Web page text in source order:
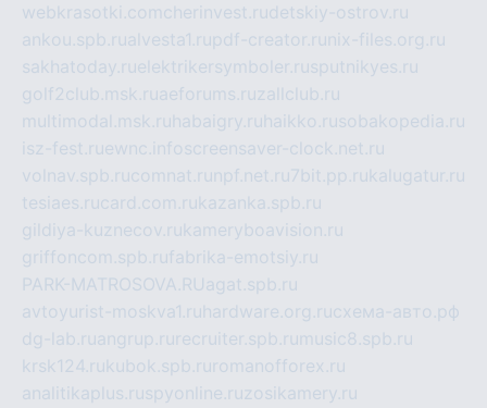
webkrasotki.comcherinvest.rudetskiy-ostrov.ru
ankou.spb.rualvesta1.rupdf-creator.ru nix-files.org.ru
sakhatoday.ruelektrikersymboler.rusputnikyes.ru
golf2club.msk.ruaeforums.ruzallclub.ru
multimodal.msk.ru habaigry.ru haikko.rusobakopedia.ru
isz-fest.ruewnc.infoscreensaver-clock.net.ru
volnav.spb.rucomnat.ru npf.net.ru7bit.pp.rukalugatur.ru
tesiaes.rucard.com.rukazanka.spb.ru
gildiya-kuznecov.rukameryboavision.ru
griffoncom.spb.rufabrika-emotsiy.ru
PARK-MATROSOVA.RUagat.spb.ru
avtoyurist-moskva1.ru hardware.org.ruсхема-авто.рф
dg-lab.ruangrup.ru recruiter.spb.ru music8.spb.ru
krsk124.rukubok.spb.ru romanofforex.ru
analitikaplus.ruspyonline.ruzosikamery.ru